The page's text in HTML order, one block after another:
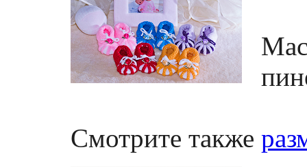
Смотрите также